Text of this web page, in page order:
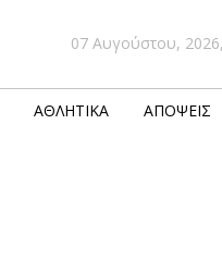
07 Αυγούστου, 2026,
ΑΘΛΗΤΙΚΆ ΑΠΌΨΕΙΣ